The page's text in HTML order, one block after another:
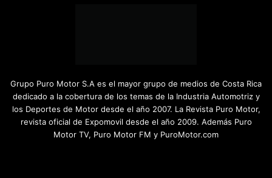
Grupo Puro Motor S.A es el mayor grupo de medios de Costa Rica
dedicado a la cobertura de los temas de la Industria Automotriz y
los Deportes de Motor desde el año 2007. La Revista Puro Motor,
revista oficial de Expomovil desde el año 2009. Además Puro
Motor TV, Puro Motor FM y PuroMotor.com